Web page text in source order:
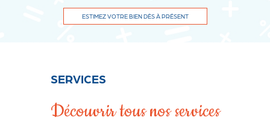
ESTIMEZ VOTRE BIEN DÈS À PRÉSENT
SERVICES
Découvrir tous nos services